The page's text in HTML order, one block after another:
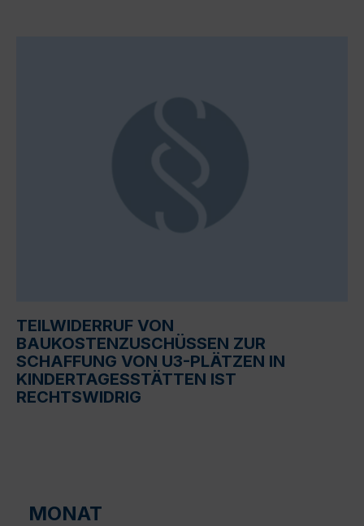
TEILWIDERRUF VON
BAUKOSTENZUSCHÜSSEN ZUR
SCHAFFUNG VON U3-PLÄTZEN IN
KINDERTAGESSTÄTTEN IST
RECHTSWIDRIG
MONAT